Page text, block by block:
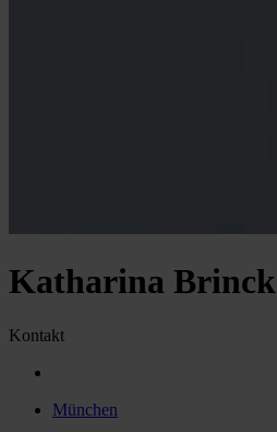
Katharina Brinck
Kontakt
München